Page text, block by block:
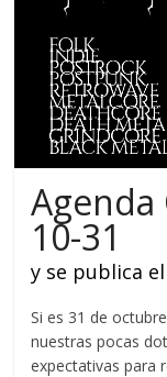
Agenda
10-31
y se publica
Si es 31 de
nuestras pocas
expectativas para